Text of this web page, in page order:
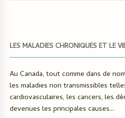
LES MALADIES CHRONIQUES ET LE
Au Canada, tout comme dans de
les maladies non transmissibles
cardiovasculaires, les cancers, les
devenues les principales causes...